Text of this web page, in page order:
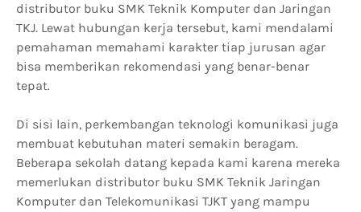
distributor buku SMK Teknik Komputer dan Jaringan
TKJ. Lewat hubungan kerja tersebut, kami mendalami
pemahaman memahami karakter tiap jurusan agar
bisa memberikan rekomendasi yang benar-benar
tepat.
Di sisi lain, perkembangan teknologi komunikasi juga
membuat kebutuhan materi semakin beragam.
Beberapa sekolah datang kepada kami karena mereka
memerlukan distributor buku SMK Teknik Jaringan
Komputer dan Telekomunikasi TJKT yang mampu